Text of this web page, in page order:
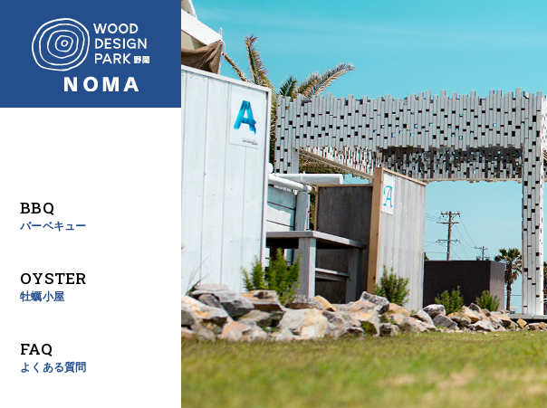
BBQ
バーベキュー
OYSTER
牡蠣小屋
FAQ
よくある質問